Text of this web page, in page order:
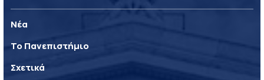
Νέα
Το Πανεπιστήμιο
Σχετικά